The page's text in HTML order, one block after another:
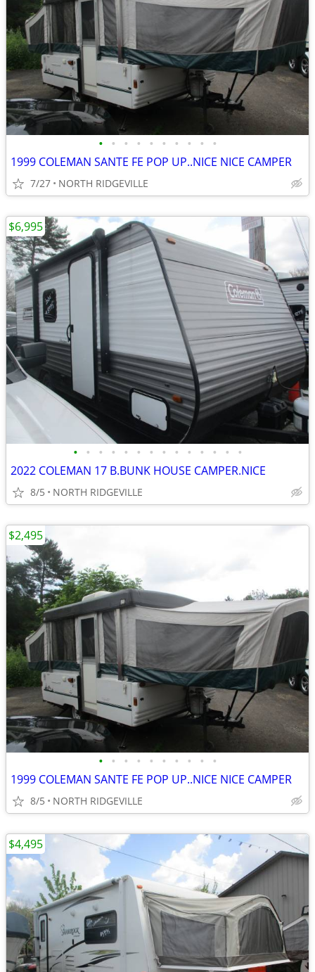
• • • • • • • • • •
1999 COLEMAN SANTE FE POP UP..NICE NICE CAMPER
7/27 NORTH RIDGEVILLE
• • • • • • • • • • • • • •
2022 COLEMAN 17 B.BUNK HOUSE CAMPER.NICE
8/5 NORTH RIDGEVILLE
$6,995
• • • • • • • • • •
1999 COLEMAN SANTE FE POP UP..NICE NICE CAMPER
8/5 NORTH RIDGEVILLE
$2,495
$4,495